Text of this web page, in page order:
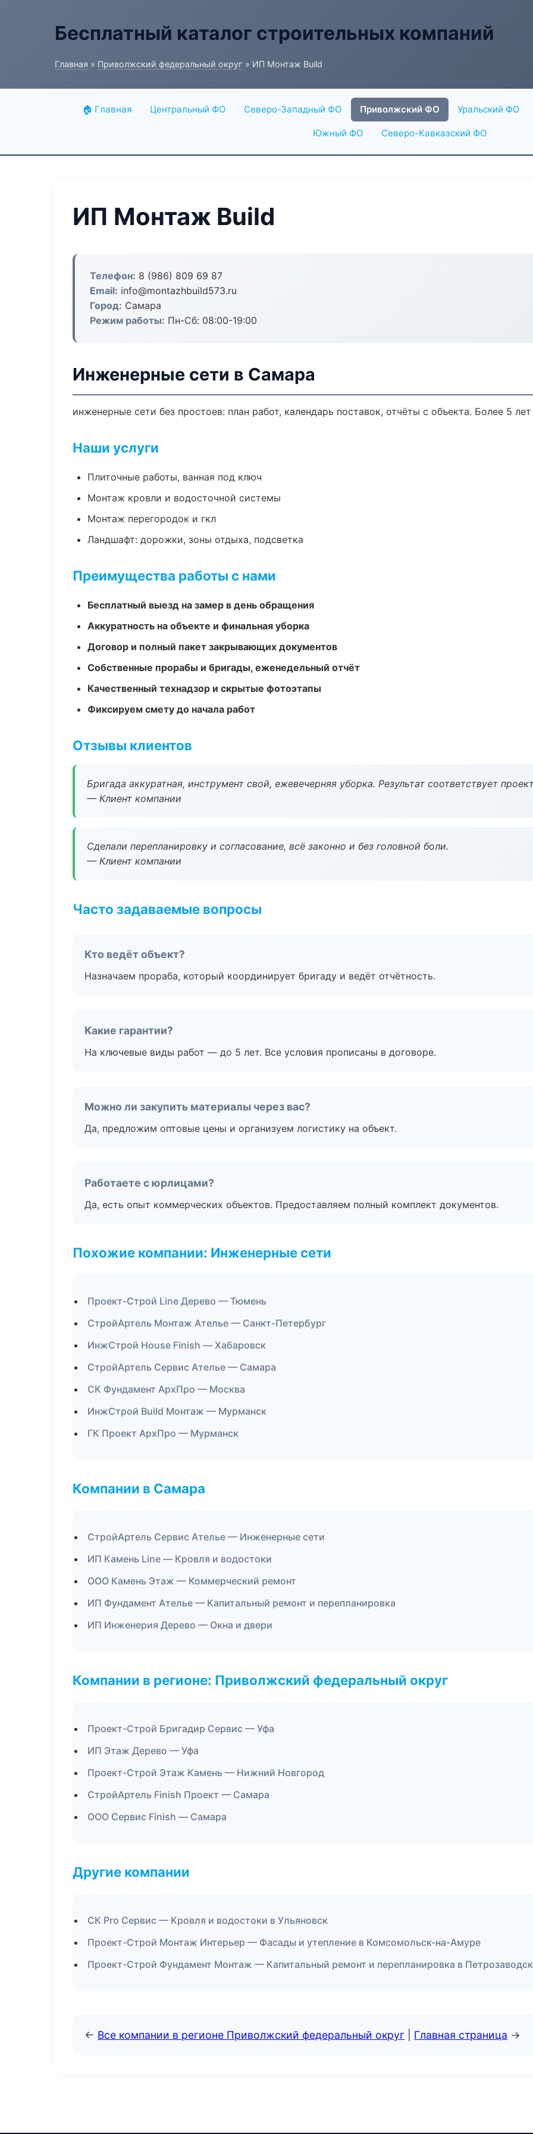
Бесплатный каталог строительных компаний
Главная » Приволжский федеральный округ » ИП Монтаж Build
🏠 Главная Центральный ФО Северо-Западный ФО Приволжский ФО Уральский ФО
Южный ФО Северо-Кавказский ФО
ИП Монтаж Build
Телефон: 8 (986) 809 69 87
Email: info@montazhbuild573.ru
Город: Самара
Режим работы: Пн-Сб: 08:00-19:00
Инженерные сети в Самара
инженерные сети без простоев: план работ, календарь поставок, отчёты с объекта. Более 5
Наши услуги
Плиточные работы, ванная под ключ
Монтаж кровли и водосточной системы
Монтаж перегородок и гкл
Ландшафт: дорожки, зоны отдыха, подсветка
Преимущества работы с нами
Бесплатный выезд на замер в день обращения
Аккуратность на объекте и финальная уборка
Договор и полный пакет закрывающих документов
Собственные прорабы и бригады, еженедельный отчёт
Качественный технадзор и скрытые фотоэтапы
Фиксируем смету до начала работ
Отзывы клиентов
Бригада аккуратная, инструмент свой, ежевечерняя уборка. Результат соответствует
— Клиент компании
Сделали перепланировку и согласование, всё законно и без головной боли.
— Клиент компании
Часто задаваемые вопросы
Кто ведёт объект?
Назначаем прораба, который координирует бригаду и ведёт отчётность.
Какие гарантии?
На ключевые виды работ — до 5 лет. Все условия прописаны в договоре.
Можно ли закупить материалы через вас?
Да, предложим оптовые цены и организуем логистику на объект.
Работаете с юрлицами?
Да, есть опыт коммерческих объектов. Предоставляем полный комплект документов.
Похожие компании: Инженерные сети
Проект-Строй Line Дерево — Тюмень
СтройАртель Монтаж Ателье — Санкт-Петербург
ИнжСтрой House Finish — Хабаровск
СтройАртель Сервис Ателье — Самара
СК Фундамент АрхПро — Москва
ИнжСтрой Build Монтаж — Мурманск
ГК Проект АрхПро — Мурманск
Компании в Самара
СтройАртель Сервис Ателье — Инженерные сети
ИП Камень Line — Кровля и водостоки
ООО Камень Этаж — Коммерческий ремонт
ИП Фундамент Ателье — Капитальный ремонт и перепланировка
ИП Инженерия Дерево — Окна и двери
Компании в регионе: Приволжский федеральный округ
Проект-Строй Бригадир Сервис — Уфа
ИП Этаж Дерево — Уфа
Проект-Строй Этаж Камень — Нижний Новгород
СтройАртель Finish Проект — Самара
ООО Сервис Finish — Самара
Другие компании
СК Pro Сервис — Кровля и водостоки в Ульяновск
Проект-Строй Монтаж Интерьер — Фасады и утепление в Комсомольск-на-Амуре
Проект-Строй Фундамент Монтаж — Капитальный ремонт и перепланировка в Петрозаводск
← Все компании в регионе Приволжский федеральный округ Главная страница →